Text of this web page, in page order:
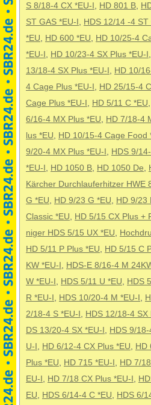
S 8/18-4 CX *EU-I
HD 801 B
ST GAS *EU-I
HDS 12/14 -4 ST
*EU
HD 600 *EU HD 10/25-4
*EU-I
HD 10/23-4 SX Plus *EU-I
13/18-4 SX Plus *EU-I
HD 10/
4 Cage Plus *EU-I
HD 25/15-4
Cage Plus *EU-I
HD 5/11 C *EU
6/16-4 MX Plus *EU
HD 7/18-4
lus *EU
HD 10/15-4 Cage Food
9/20-4 MX Plus *EU-I
HDS 9/
*EU-I
HD 1050 B HD 1050 De
Kärcher Durchlauferhitzer HWE
G *EU
HD 9/23 G *EU HD 9/23
Classic *EU
HD 5/15 CX Plus +
niger HDS 5/15 UX *EU
HD 5/11 P Plus *EU
HD 5/15 C
KW *EU-I
HDS-E 8/16-4 M
W *EU-I
HDS 5/11 U *EU HDS
R *EU-I
HDS 10/20-4 M *EU-I
2/18-4 S *EU-I
HDS 12/18-4 SX
DS 13/20-4 SX *EU-I
HDS 9/
U-I
HD 6/12-4 CX Plus *EU HD
Plus *EU
HD 715 *EU-I HD 7/
EU-I
HD 7/18 CX Plus *EU-I
EU
HDS 6/14-4 C *EU HDS 6/